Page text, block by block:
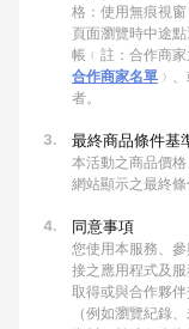
格：使用無痕視
頁面瀏覽時中途
帳﹙註：合作商
合作商家名單 ﹚
者。
3. 最終商品條件基
本活動之商品價
網站顯示之最終
4. 同意事項
您使用本服務、
接之應用程式及
取得或與合作夥
（例如瀏覽紀錄